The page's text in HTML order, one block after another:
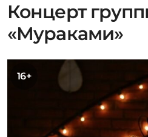
Концерт
«Мураками»
16+